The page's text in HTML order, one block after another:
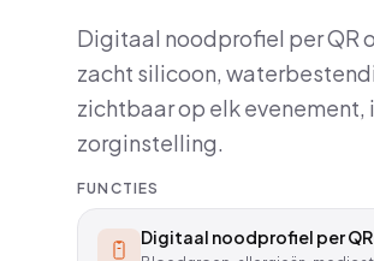
Digitaal noodprofiel per QR
zacht silicoon,
zichtbaar op elk evenement,
zorginstelling.
FUNCTIES
Digitaal noodprofiel per QR